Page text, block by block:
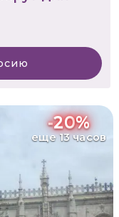
-20%
еще 13 часов